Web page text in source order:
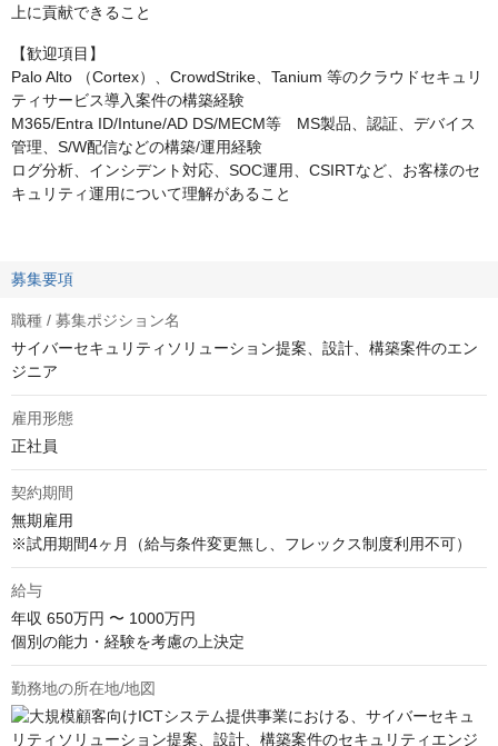
上に貢献できること
【歓迎項目】
Palo Alto （Cortex）、CrowdStrike、Tanium 等のクラウドセキュリ
ティサービス導入案件の構築経験
M365/Entra ID/Intune/AD DS/MECM等 MS製品、認証、デバイス
管理、S/W配信などの構築/運用経験
ログ分析、インシデント対応、SOC運用、CSIRTなど、お客様のセ
キュリティ運用について理解があること
募集要項
職種 / 募集ポジション名
サイバーセキュリティソリューション提案、設計、構築案件のエン
ジニア
雇用形態
正社員
契約期間
無期雇用
※試用期間4ヶ月（給与条件変更無し、フレックス制度利用不可）
給与
年収 650万円 〜 1000万円
個別の能力・経験を考慮の上決定
勤務地の所在地/地図